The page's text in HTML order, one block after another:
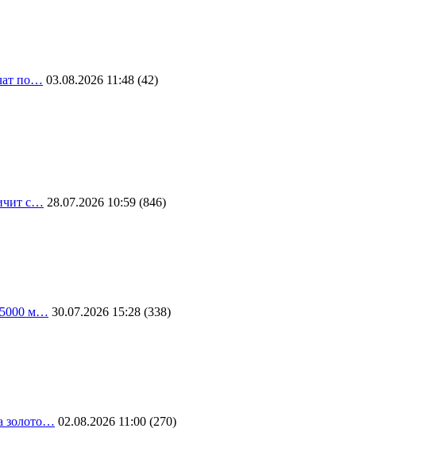
по… 03.08.2026 11:48 (42)
с… 28.07.2026 10:59 (846)
5000 м… 30.07.2026 15:28 (338)
золото… 02.08.2026 11:00 (270)